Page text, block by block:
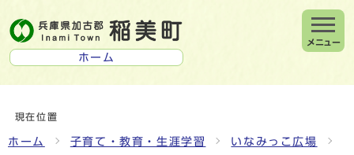
ホーム
メニュー
現在位置
ホーム 子育て・教育・生涯学習 いなみっこ広場